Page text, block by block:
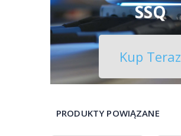
SSQ
Kup Teraz
PRODUKTY POWIĄZANE